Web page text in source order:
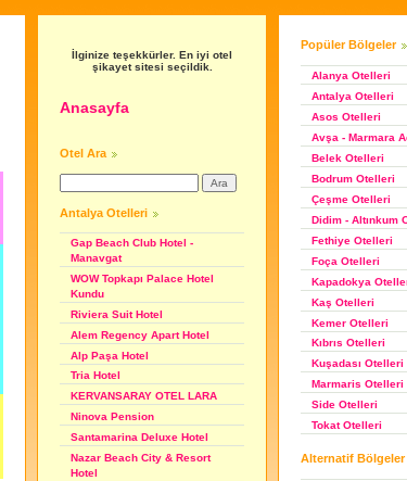
İlginize teşekkürler. En iyi otel
şikayet sitesi seçildik.
Anasayfa
Otel Ara
Antalya Otelleri
Gap Beach Club Hotel -
Manavgat
WOW Topkapı Palace Hotel
Kundu
Riviera Suit Hotel
Alem Regency Apart Hotel
Alp Paşa Hotel
Tria Hotel
KERVANSARAY OTEL LARA
Ninova Pension
Santamarina Deluxe Hotel
Nazar Beach City & Resort
Hotel
Popüler Bölgeler
Alanya Otelleri
Antalya Otelleri
Asos Otelleri
Avşa - Marmara
Belek Otelleri
Bodrum Otelleri
Çeşme Otelleri
Didim - Altınkum
Fethiye Otelleri
Foça Otelleri
Kapadokya
Kaş Otelleri
Kemer Otelleri
Kıbrıs Otelleri
Kuşadası Otelleri
Marmaris Otelleri
Side Otelleri
Tokat Otelleri
Alternatif Bölgeler